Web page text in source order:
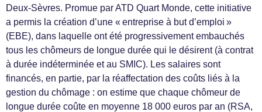
Deux-Sèvres. Promue par ATD Quart Monde, cette initiative
a permis la création d’une « entreprise à but d’emploi »
(EBE), dans laquelle ont été progressivement embauchés
tous les chômeurs de longue durée qui le désirent (à contrat
à durée indéterminée et au SMIC). Les salaires sont
financés, en partie, par la réaffectation des coûts liés à la
gestion du chômage : on estime que chaque chômeur de
longue durée coûte en moyenne 18 000 euros par an (RSA,